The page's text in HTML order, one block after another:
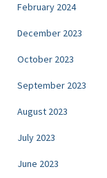
February 2024
December 2023
October 2023
September 2023
August 2023
July 2023
June 2023